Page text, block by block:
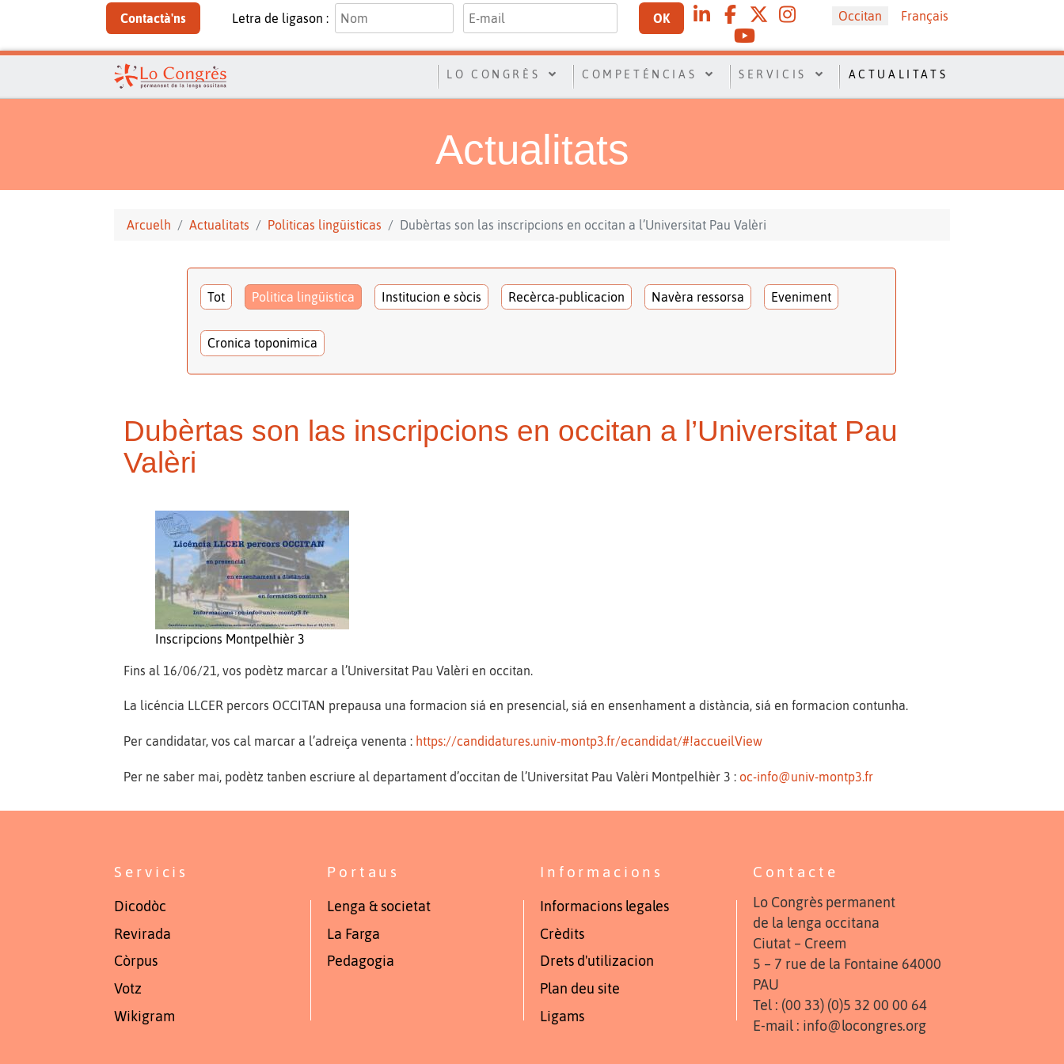
Contactà'ns Letra de ligason : OK Sélectionnez votre langue
Occitan Français
LO CONGRÈS COMPETÉNCIAS SERVICIS ACTUALITATS
Actualitats
Arcuelh Actualitats Politicas lingüisticas Dubèrtas son las inscripcions en occitan a l’Universitat Pau Valèri
Tot Politica lingüistica Institucion e sòcis Recèrca-publicacion Navèra ressorsa Eveniment
Cronica toponimica
Dubèrtas son las inscripcions en occitan a l’Universitat Pau
Valèri
Inscripcions Montpelhièr 3
Fins al 16/06/21, vos podètz marcar a l’Universitat Pau Valèri en occitan.
La licéncia LLCER percors OCCITAN prepausa una formacion siá en presencial, siá en ensenhament a distància, siá en formacion contunha.
Per candidatar, vos cal marcar a l’adreiça venenta : https://candidatures.univ-montp3.fr/ecandidat/#!accueilView
Per ne saber mai, podètz tanben escriure al departament d’occitan de l’Universitat Pau Valèri Montpelhièr 3 :oc-info@univ-montp3.fr
Servicis
Dicodòc
Revirada
Còrpus
Votz
Wikigram
Portaus
Lenga & societat
La Farga
Pedagogia
Informacions
Informacions legales
Crèdits
Drets d'utilizacion
Plan deu site
Ligams
Contacte
Lo Congrès permanent
de la lenga occitana
Ciutat – Creem
5 – 7 rue de la Fontaine 64000
PAU
Tel : (00 33) (0)5 32 00 00 64
E-mail : info@locongres.org